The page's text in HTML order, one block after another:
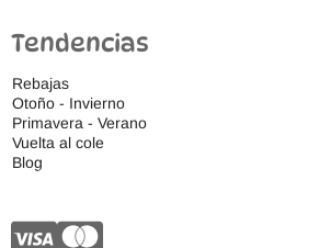
Tendencias
Rebajas
Otoño - Invierno
Primavera - Verano
Vuelta al cole
Blog